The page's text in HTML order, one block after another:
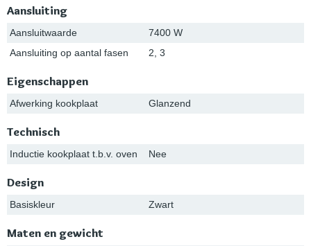
Aansluiting
Aansluitwaarde
7400 W
Aansluiting op aantal fasen
2, 3
Eigenschappen
Afwerking kookplaat Glanzend
Technisch
Inductie kookplaat t.b.v. oven Nee
Design
Basiskleur Zwart
Maten en gewicht